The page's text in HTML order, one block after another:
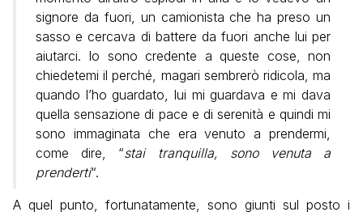
signore da fuori, un camionista che ha preso un
sasso e cercava di battere da fuori anche lui per
aiutarci. Io sono credente a queste cose, non
chiedetemi il perché, magari sembrerò ridicola, ma
quando l’ho guardato, lui mi guardava e mi dava
quella sensazione di pace e di serenità e quindi mi
sono immaginata che era venuto a prendermi,
come dire, “stai tranquilla, sono venuta a
prenderti“.
A quel punto, fortunatamente, sono giunti sul posto i